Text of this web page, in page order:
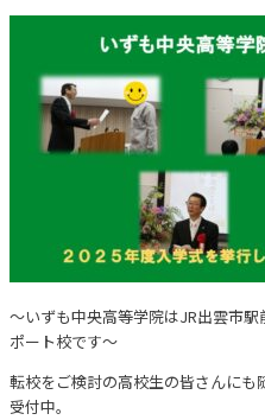
～いずも中央高等学院はJR出雲市
ポート校です～
転校をご検討の高校生の皆さんにも
受付中。